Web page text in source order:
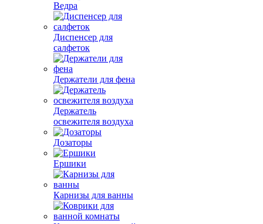
Ведра
Диспенсер для
салфеток
Держатели для фена
Держатель
освежителя воздуха
Дозаторы
Ершики
Карнизы для ванны